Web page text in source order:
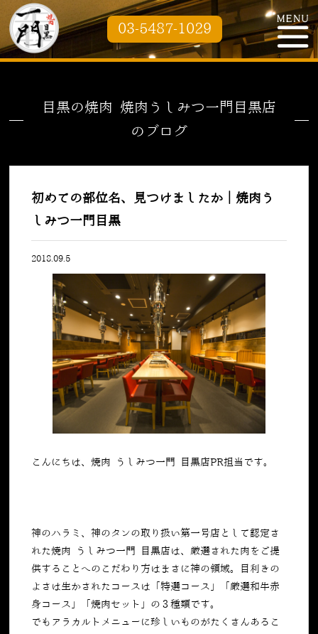
03-5487-1029
目黒の焼肉 焼肉うしみつ一門目黒店
のブログ
初めての部位名、見つけましたか｜焼肉う
しみつ一門目黒
2018.09.5
こんにちは、焼肉 うしみつ一門 目黒店PR担当です。
神のハラミ、神のタンの取り扱い第一号店として認定さ
れた焼肉 うしみつ一門 目黒店は、厳選された肉をご提
供することへのこだわり方はまさに神の領域。目利きの
よさは生かされたコースは「特選コース」「厳選和牛赤
身コース」「焼肉セット」の３種類です。
でもアラカルトメニューに珍しいものがたくさんあるこ